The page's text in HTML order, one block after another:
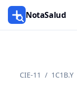
NotaSalud
CIE-11 / 1C1B.Y